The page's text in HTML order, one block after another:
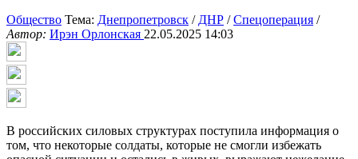
Общество Тема: Днепропетровск / ДНР /Спецоперация /
Автор: Ирэн Орлонская 22.05.2025 14:03
В российских силовых структурах поступила информация о
том, что некоторые солдаты, которые не смогли избежать